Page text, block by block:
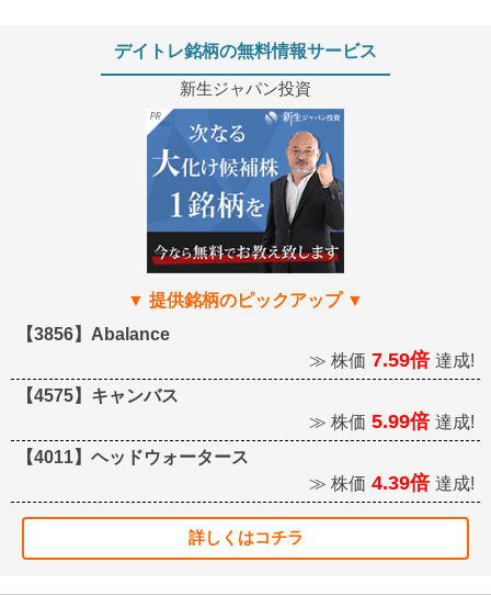
デイトレ銘柄の無料情報サービス
新生ジャパン投資
【3856】Abalance
≫ 株価 7.59倍 達成!
【4575】キャンバス
≫ 株価 5.99倍 達成!
【4011】ヘッドウォータース
≫ 株価 4.39倍 達成!
詳しくはコチラ